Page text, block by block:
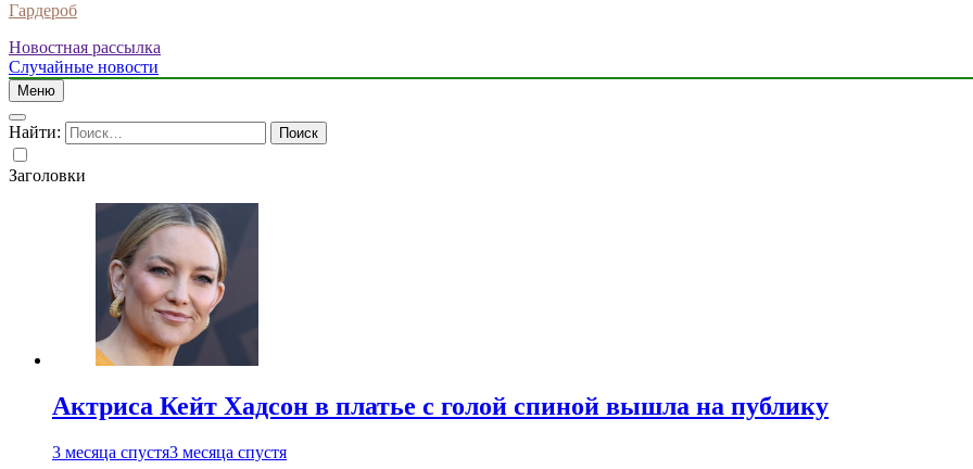
Гардероб
Новостная рассылка
Случайные новости
Меню
Найти:
Заголовки
Актриса Кейт Хадсон в платье с голой спиной вышла на публику
3 месяца спустя3 месяца спустя